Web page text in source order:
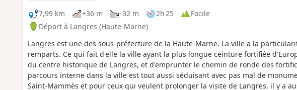
7,99 km
+36 m -32 m 2h 25
Facile
Départ à Langres (Haute-Marne)
Langres est une des sous-préfecture de la Haute-Marne. La ville a la
remparts. Ce qui fait d'elle la ville ayant la plus longue ceinture fortifiée
du centre historique de Langres, et d'emprunter le chemin de ronde des
parcours interne dans la ville est tout aussi séduisant avec pas mal de
Saint-Mammès et pour ceux qui veulent prolonger la visite de Langres, il y a